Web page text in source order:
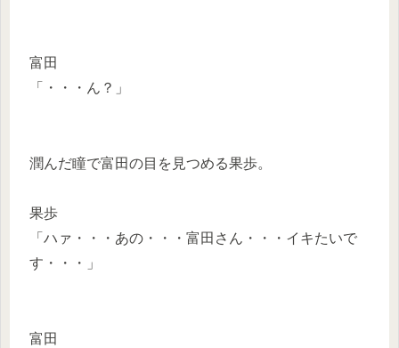
富田
「・・・ん？」
潤んだ瞳で富田の目を見つめる果歩。
果歩
「ハァ・・・あの・・・富田さん・・・イキたいで
す・・・」
富田